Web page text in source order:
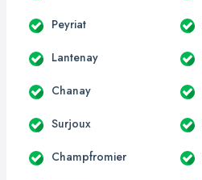
Peyriat
Lantenay
Chanay
Surjoux
Champfromier